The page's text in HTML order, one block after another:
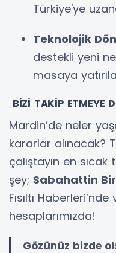
Türkiye'ye
Teknolojik
destekli yeni
masaya
BİZİ TAKİP ETMEYE
Mardin’de neler
kararlar alınacak?
çalıştayın en
şey; Sabahattin
Fısıltı
hesaplarımızda!
Gözünüz bizde